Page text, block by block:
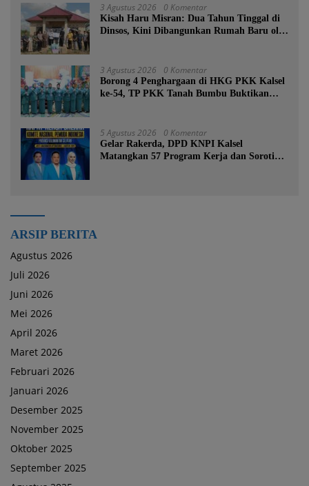
3 Agustus 2026 0 Komentar
Kisah Haru Misran: Dua Tahun Tinggal di
Dinsos, Kini Dibangunkan Rumah Baru oleh
3 Agustus 2026 0 Komentar
Borong 4 Penghargaan di HKG PKK Kalsel
ke-54, TP PKK Tanah Bumbu Buktikan
5 Agustus 2026 0 Komentar
Gelar Rakerda, DPD KNPI Kalsel
Matangkan 57 Program Kerja dan Soroti
ARSIP BERITA
Agustus 2026
Juli 2026
Juni 2026
Mei 2026
April 2026
Maret 2026
Februari 2026
Januari 2026
Desember 2025
November 2025
Oktober 2025
September 2025